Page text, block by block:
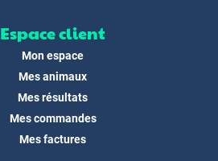
Espace client
Mon espace
Mes animaux
Mes résultats
Mes commandes
Mes factures